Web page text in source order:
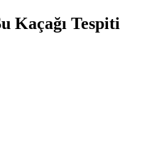
Kaçağı Tespiti